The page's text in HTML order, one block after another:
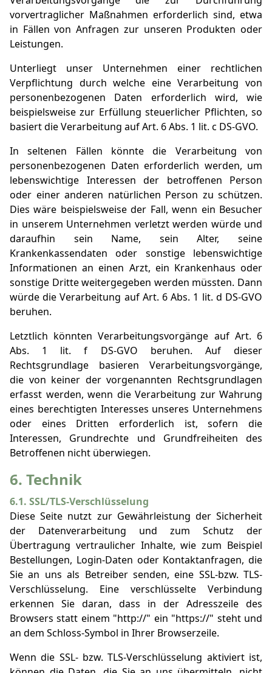
vorvertraglicher Maßnahmen erforderlich sind, etwa
in Fällen von Anfragen zur unseren Produkten oder
Leistungen.
Unterliegt unser Unternehmen einer rechtlichen
Verpflichtung durch welche eine Verarbeitung von
personenbezogenen Daten erforderlich wird, wie
beispielsweise zur Erfüllung steuerlicher Pflichten, so
basiert die Verarbeitung auf Art. 6 Abs. 1 lit. c DS-GVO.
In seltenen Fällen könnte die Verarbeitung von
personenbezogenen Daten erforderlich werden, um
lebenswichtige Interessen der betroffenen Person
oder einer anderen natürlichen Person zu schützen.
Dies wäre beispielsweise der Fall, wenn ein Besucher
in unserem Unternehmen verletzt werden würde und
daraufhin sein Name, sein Alter, seine
Krankenkassendaten oder sonstige lebenswichtige
Informationen an einen Arzt, ein Krankenhaus oder
sonstige Dritte weitergegeben werden müssten. Dann
würde die Verarbeitung auf Art. 6 Abs. 1 lit. d DS-GVO
beruhen.
Letztlich könnten Verarbeitungsvorgänge auf Art. 6
Abs. 1 lit. f DS-GVO beruhen. Auf dieser
Rechtsgrundlage basieren Verarbeitungsvorgänge,
die von keiner der vorgenannten Rechtsgrundlagen
erfasst werden, wenn die Verarbeitung zur Wahrung
eines berechtigten Interesses unseres Unternehmens
oder eines Dritten erforderlich ist, sofern die
Interessen, Grundrechte und Grundfreiheiten des
Betroffenen nicht überwiegen.
6. Technik
6.1. SSL/TLS-Verschlüsselung
Diese Seite nutzt zur Gewährleistung der Sicherheit
der Datenverarbeitung und zum Schutz der
Übertragung vertraulicher Inhalte, wie zum Beispiel
Bestellungen, Login-Daten oder Kontaktanfragen, die
Sie an uns als Betreiber senden, eine SSL-bzw. TLS-
Verschlüsselung. Eine verschlüsselte Verbindung
erkennen Sie daran, dass in der Adresszeile des
Browsers statt einem "http://" ein "https://" steht und
an dem Schloss-Symbol in Ihrer Browserzeile.
Wenn die SSL- bzw. TLS-Verschlüsselung aktiviert ist,